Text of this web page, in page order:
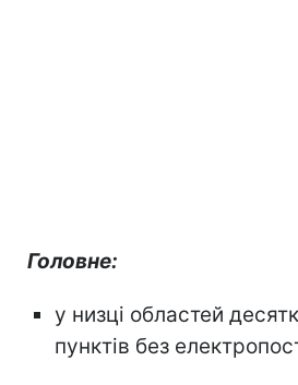
Головне:
у низці областей
пунктів без